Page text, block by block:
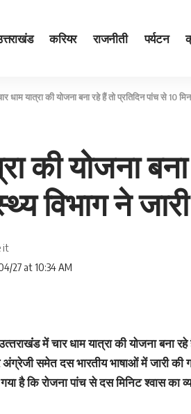
करियर राजनीती पर्यटन
धाम यात्रा की योजना बना रहे हैं तो प्रतिदिन पांच से 10
की योजना
विभाग ने
27 at 10:34 AM
में चार धाम यात्रा की योजना बना
अंग्रेजी समेत दस भारतीय भाषाओं में जारी
गया है कि रोजना पांच से दस मिनिट श्‍वास का